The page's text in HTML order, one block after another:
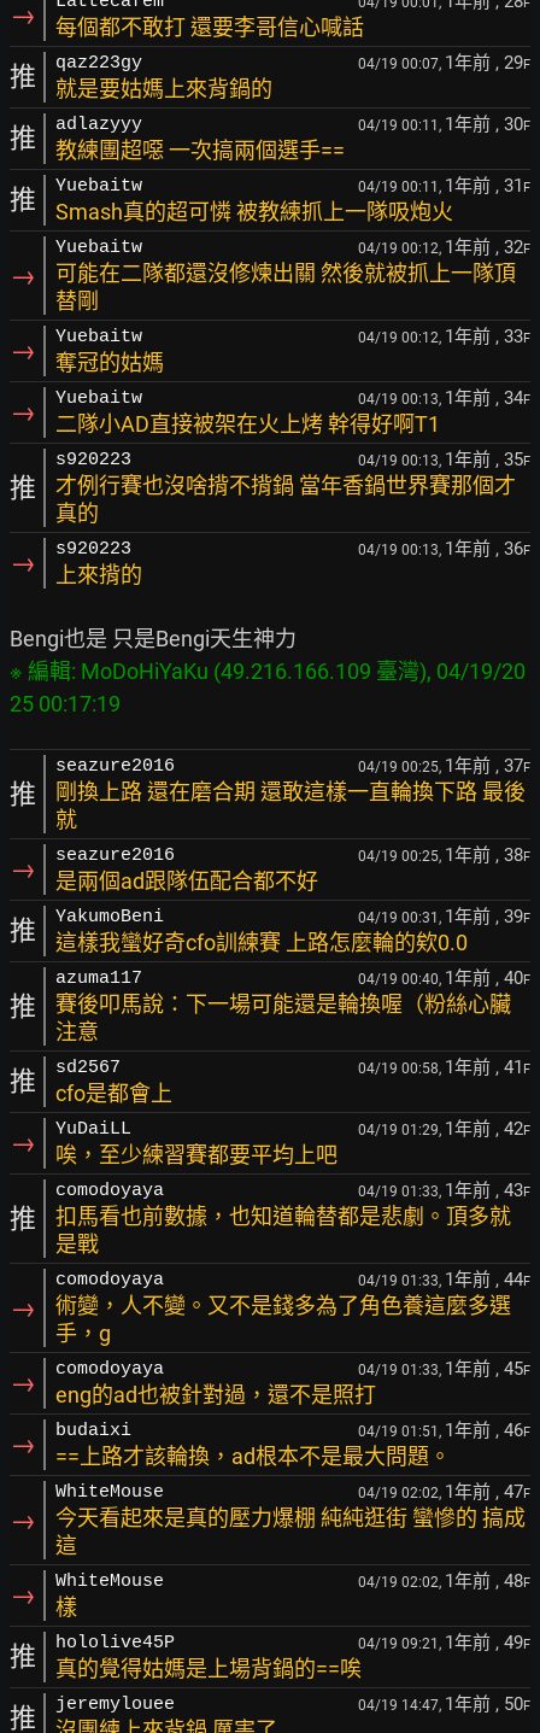
→ F
每個都不敢打 還要李哥信心喊話
推 qaz223gy 04/19 00:07, 1年前 , 29F
就是要姑媽上來背鍋的
推 adlazyyy 04/19 00:11, 1年前 , 30F
教練團超噁 一次搞兩個選手==
推 Yuebaitw 04/19 00:11, 1年前 , 31 F
Smash真的超可憐 被教練抓上一隊吸炮火
→
Yuebaitw 04/19 00:12, 1年前 , 32F
可能在二隊都還沒修煉出關 然後就被抓上一隊頂
替剛
→ Yuebaitw 04/19 00:12, 1年前 , 33F
奪冠的姑媽
→ Yuebaitw 04/19 00:13, 1年前 , 34F
二隊小AD直接被架在火上烤 幹得好啊T1
推
s920223 04/19 00:13, 1年前 , 35F
才例行賽也沒啥揹不揹鍋 當年香鍋世界賽那個才
真的
→ s920223 04/19 00:13, 1年前 , 36F
上來揹的
※ 編輯: MoDoHiYaKu (49.216.166.109 臺灣), 04/19/20
推
seazure2016 04/19 00:25, 1年前 , 37F
剛換上路 還在磨合期 還敢這樣一直輪換下路 最後
就
→ seazure2016 04/19 00:25, 1年前 , 38F
是兩個ad跟隊伍配合都不好
推 YakumoBeni 04/19 00:31, 1年前 , 39F
這樣我蠻好奇cfo訓練賽 上路怎麼輪的欸0.0
推
azuma117 04/19 00:40, 1年前 , 40F
賽後叩馬說：下一場可能還是輪換喔（粉絲心臟
注意
推 sd2567 04/19 00:58, 1年前 , 41 F
cfo是都會上
→ YuDaiLL 04/19 01:29, 1年前 , 42F
唉，至少練習賽都要平均上吧
推
comodoyaya 04/19 01:33, 1年前 , 43F
扣馬看也前數據，也知道輪替都是悲劇。頂多就
是戰
→
comodoyaya 04/19 01:33, 1年前 , 44F
術變，人不變。又不是錢多為了角色養這麼多選
手，g
→ comodoyaya 04/19 01:33, 1年前 , 45F
eng的ad也被針對過，還不是照打
→ budaixi 04/19 01:51, 1年前 , 46F
==上路才該輪換，ad根本不是最大問題。
→
WhiteMouse 04/19 02:02, 1年前 , 47F
今天看起來是真的壓力爆棚 純純逛街 蠻慘的 搞成
這
→ WhiteMouse 04/19 02:02, 1年前 , 48F
樣
推 hololive45P 04/19 09:21, 1年前 , 49F
真的覺得姑媽是上場背鍋的==唉
推 jeremylouee 04/19 14:47, 1年前 , 50F